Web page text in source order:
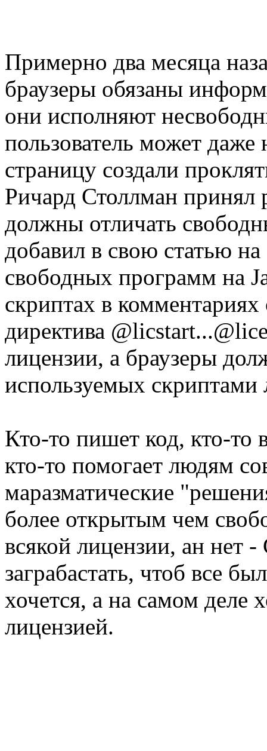
Примерно два месяца
браузеры обязаны
они исполняют
пользователь может даже
страницу создали
Ричард Столлман принял
должны отличать
добавил в свою статью
свободных программ на
скриптах в
директива
лицензии, а браузеры
используемых
Кто-то пишет код, кто-то
кто-то помогает людям
маразматические
более открытым чем
всякой лицензии, ан нет
заграбастать, чтоб все
хочется, а на самом деле
лицензией.